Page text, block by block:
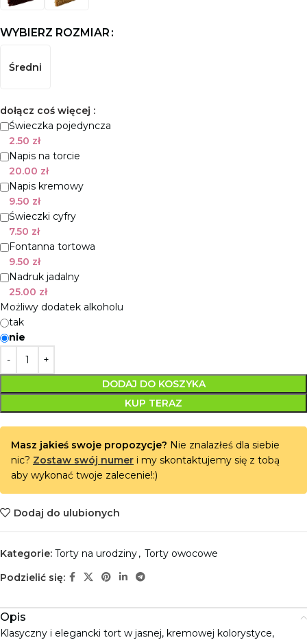
WYBIERZ ROZMIAR
Średni
dołącz coś więcej :
Świeczka pojedyncza
2.50 zł
Napis na torcie
20.00 zł
Napis kremowy
9.50 zł
Świeczki cyfry
7.50 zł
Fontanna tortowa
9.50 zł
Nadruk jadalny
25.00 zł
Możliwy dodatek alkoholu
tak
nie
DODAJ DO KOSZYKA
KUP TERAZ
Masz jakieś swoje propozycje? Nie znalazłeś dla siebie
nic? Zostaw swój numer i my skontaktujemy się z tobą
aby wykonać twoje zalecenie!:)
Dodaj do ulubionych
Kategorie: Torty na urodziny, Torty owocowe
Podzielić się:
Opis
Klasyczny i elegancki tort w jasnej, kremowej kolorystyce,